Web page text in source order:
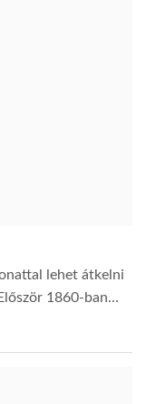
lehet átkelni
1860-ban…